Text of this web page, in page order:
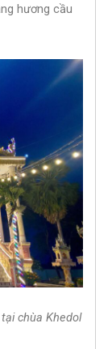
hương cầu
chùa Khedol